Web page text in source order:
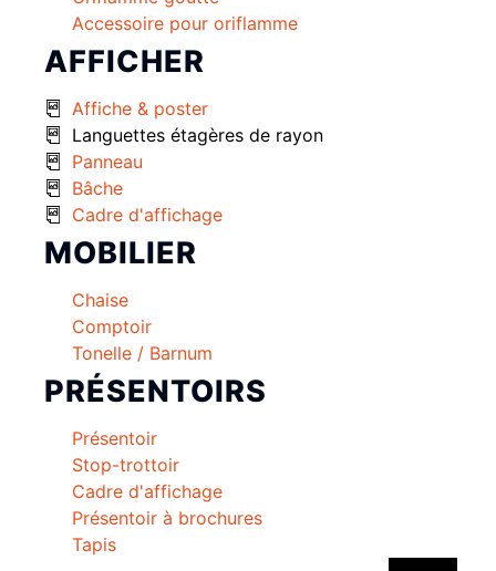
Accessoire pour oriflamme
AFFICHER
Affiche & poster
Languettes étagères de rayon
Panneau
Bâche
Cadre d'affichage
MOBILIER
Chaise
Comptoir
Tonelle / Barnum
PRÉSENTOIRS
Présentoir
Stop-trottoir
Cadre d'affichage
Présentoir à brochures
Tapis